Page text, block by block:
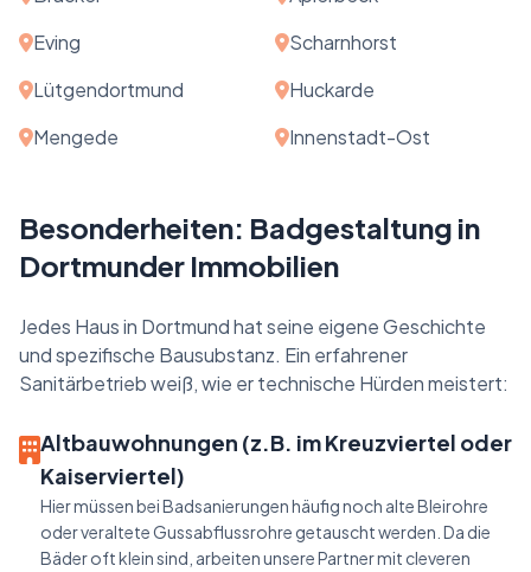
Eving
Scharnhorst
Lütgendortmund
Huckarde
Mengede
Innenstadt-Ost
Besonderheiten: Badgestaltung in
Dortmunder Immobilien
Jedes Haus in Dortmund hat seine eigene Geschichte
und spezifische Bausubstanz. Ein erfahrener
Sanitärbetrieb weiß, wie er technische Hürden meistert:
Altbauwohnungen (z.B. im Kreuzviertel oder
Kaiserviertel)
Hier müssen bei Badsanierungen häufig noch alte Bleirohre
oder veraltete Gussabflussrohre getauscht werden. Da die
Bäder oft klein sind, arbeiten unsere Partner mit cleveren